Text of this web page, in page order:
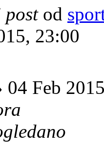
post od
23:00
04 Feb